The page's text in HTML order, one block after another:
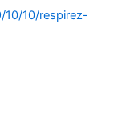
10/respirez-